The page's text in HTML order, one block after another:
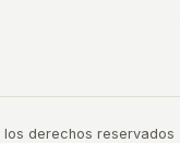
derechos reservados